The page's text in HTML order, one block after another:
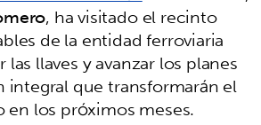
, ha visitado el recinto
de la entidad ferroviaria
llaves y avanzar los planes
integral que transformarán el
los próximos meses.